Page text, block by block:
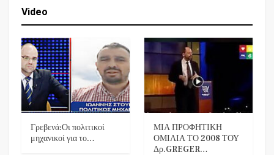
Video
Γρεβενά:Οι πολιτικοί
μηχανικοί για το…
ΜΙΑ ΠΡΟΦΗΤΙΚΗ
ΟΜΙΛΙΑ ΤΟ 2008 ΤΟΥ
Δρ.GREGER…